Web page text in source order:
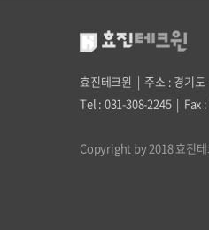
효진테크윈 | 주소 : 경기
Tel : 031-308-2245 | Fax
Copyright by 2018 효진